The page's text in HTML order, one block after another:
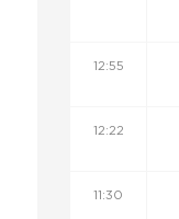
12:55
12:22
11:30